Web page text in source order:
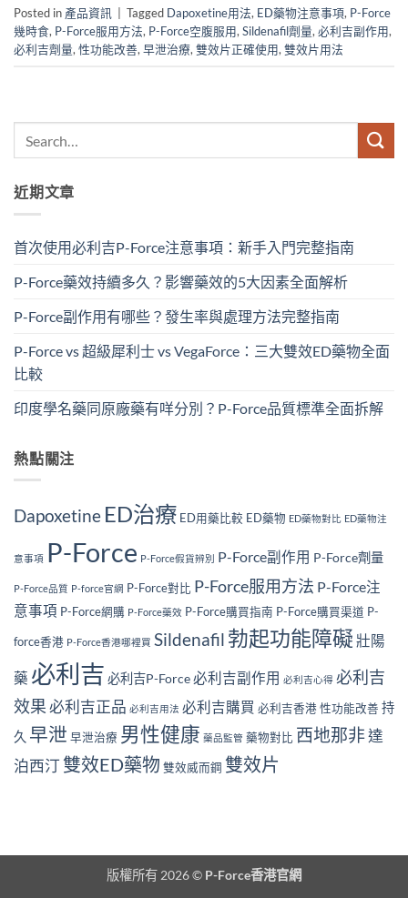
Posted in 產品資訊 Tagged Dapoxetine用法, ED藥物注意事項, P-Force
幾時食, P-Force服用方法, P-Force空腹服用,Sildenafil劑量,必利吉副作用,
必利吉劑量,性功能改善,早泄治療,雙效片正確使用,雙效片用法
近期文章
首次使用必利吉P-Force注意事項：新手入門完整指南
P-Force藥效持續多久？影響藥效的5大因素全面解析
P-Force副作用有哪些？發生率與處理方法完整指南
P-Force vs 超級犀利士 vs VegaForce：三大雙效ED藥物全面
比較
印度學名藥同原廠藥有咩分別？P-Force品質標準全面拆解
熱點關注
Dapoxetine ED治療 ED用藥比較 ED藥物 ED藥物對比 ED藥物注
意事項 P-Force P-Force假貨辨別 P-Force副作用 P-Force劑量
P-Force品質 P-force官網 P-Force對比 P-Force服用方法 P-Force注
意事項 P-Force網購 P-Force藥效 P-Force購買指南 P-Force購買渠道 P-
force香港 P-Force香港哪裡買 Sildenafil 勃起功能障礙 壯陽
藥 必利吉 必利吉P-Force必利吉副作用 必利吉心得 必利吉
效果必利吉正品 必利吉用法 必利吉購買 必利吉香港 性功能改善 持
久 早泄 早泄治療 男性健康 藥品監管 藥物對比 西地那非達
泊西汀雙效ED藥物 雙效威而鋼 雙效片
版權所有 2026 © P-Force香港官網